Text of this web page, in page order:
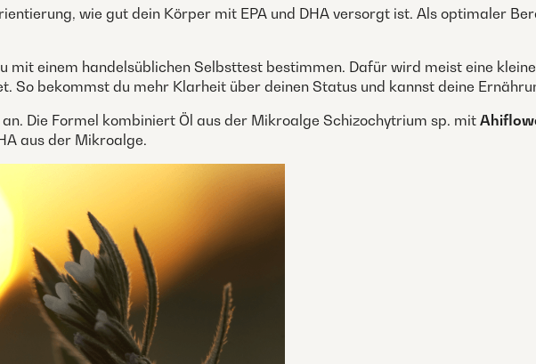
wie gut dein Körper mit EPA und DHA versorgt ist. Als optimaler
mit einem handelsüblichen Selbsttest bestimmen. Dafür wird meist eine
So bekommst du mehr Klarheit über deinen Status und kannst deine
Die Formel kombiniert Öl aus der Mikroalge Schizochytrium sp. mit
aus der Mikroalge.